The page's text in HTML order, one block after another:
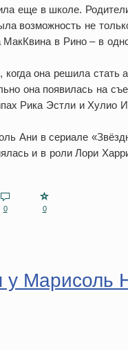
еще в школе.
возможность не
в Рино – в
она решила стать
она появилась на
Рика Эстли и Хулио
Ани в сериале
и в роли Лори
0 0
у Марисоль